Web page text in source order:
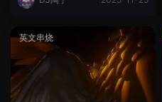
英文串烧